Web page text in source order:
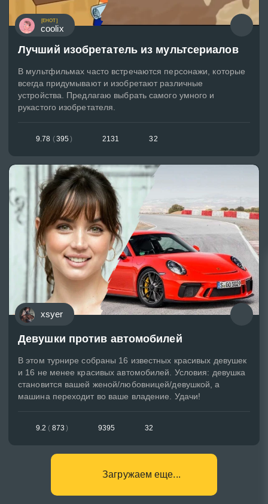
[EHOT]
coolix
Лучший изобретатель из мультсериалов
В мультфильмах часто встречаются персонажи, которые
всегда придумывают и изобретают различные
устройства. Предлагаю выбрать самого умного и
рукастого изобретателя.
9.78 (395 ) 2131 32
xsyer
Девушки против автомобилей
В этом турнире собраны 16 известных красивых девушек
и 16 не менее красивых автомобилей. Условия: девушка
становится вашей женой/любовницей/девушкой, а
машина переходит во ваше владение. Удачи!
9.2 ( 873 ) 9395 32
Загружаем еще...